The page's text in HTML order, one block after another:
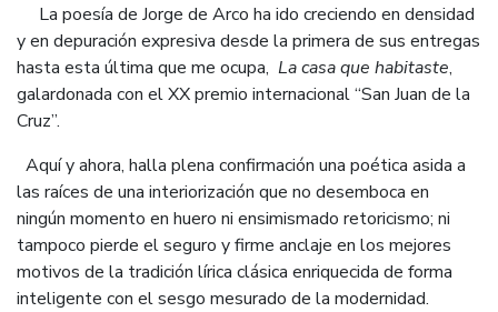
La poesía de Jorge de Arco ha ido creciendo en densidad
y en depuración expresiva desde la primera de sus entregas
hasta esta última que me ocupa, La casa que habitaste,
galardonada con el XX premio internacional “San Juan de la
Cruz”.
Aquí y ahora, halla plena confirmación una poética asida a
las raíces de una interiorización que no desemboca en
ningún momento en huero ni ensimismado retoricismo; ni
tampoco pierde el seguro y firme anclaje en los mejores
motivos de la tradición lírica clásica enriquecida de forma
inteligente con el sesgo mesurado de la modernidad.